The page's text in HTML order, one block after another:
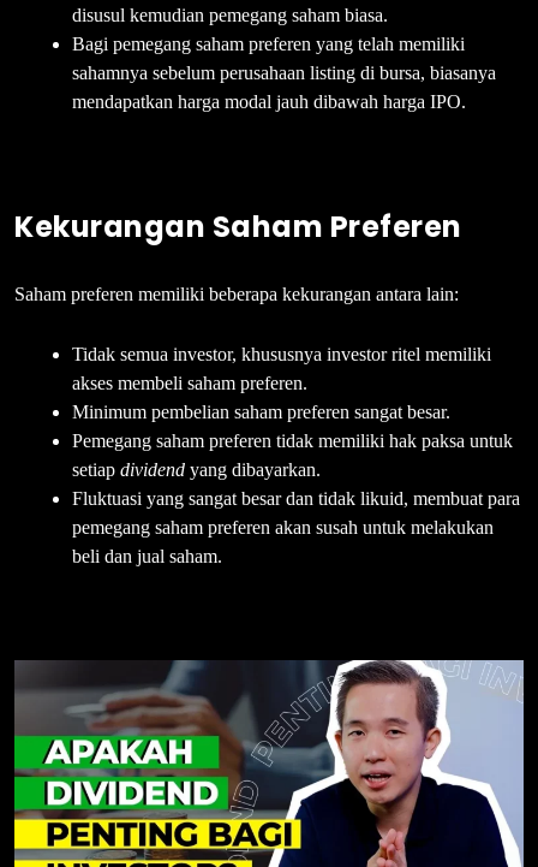
disusul kemudian pemegang saham biasa.
Bagi pemegang saham preferen yang telah memiliki
sahamnya sebelum perusahaan listing di bursa, biasanya
mendapatkan harga modal jauh dibawah harga IPO.
Kekurangan Saham Preferen
Saham preferen memiliki beberapa kekurangan antara lain:
Tidak semua investor, khususnya investor ritel memiliki
akses membeli saham preferen.
Minimum pembelian saham preferen sangat besar.
Pemegang saham preferen tidak memiliki hak paksa untuk
setiap dividend yang dibayarkan.
Fluktuasi yang sangat besar dan tidak likuid, membuat para
pemegang saham preferen akan susah untuk melakukan
beli dan jual saham.